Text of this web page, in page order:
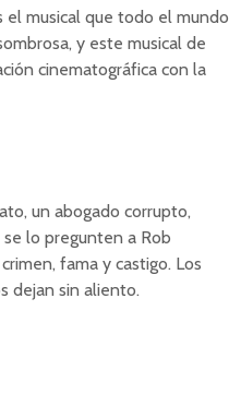
el musical que todo el mundo
y este musical de
cinematográfica con la
un abogado corrupto,
lo pregunten a Rob
fama y castigo. Los
dejan sin aliento.